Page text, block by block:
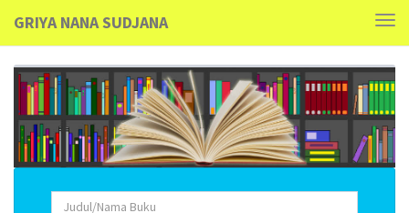
GRIYA NANA SUDJANA